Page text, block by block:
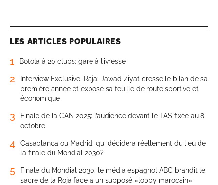
LES ARTICLES POPULAIRES
1 Botola à 20 clubs: gare à l’ivresse
2
Interview Exclusive. Raja: Jawad Ziyat dresse le bilan de sa
première année et expose sa feuille de route sportive et
économique
3
Finale de la CAN 2025: l’audience devant le TAS fixée au 8
octobre
4
Casablanca ou Madrid: qui décidera réellement du lieu de
la finale du Mondial 2030?
5
Finale du Mondial 2030: le média espagnol ABC brandit le
sacre de la Roja face à un supposé «lobby marocain»